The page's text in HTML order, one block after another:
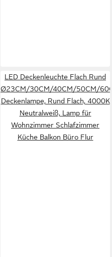
LED Deckenleuchte Flach Rund
Ø23CM/30CM/40CM/50CM/
Deckenlampe, Rund Flach, 4000K
Neutralweiß, Lamp für
Wohnzimmer Schlafzimmer
Küche Balkon Büro Flur